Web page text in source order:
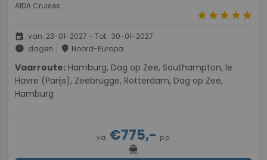
AIDA Cruises
starstarstarstarstar
event van: 23-01-2027 - Tot: 30-01-2027
schedule dagen place Noord-Europa
Vaarroute:
Havre (Parijs), Zeebrugge, Rotterdam, Dag op Zee,
Hamburg
v.a. €775,- p.p.
directions_boat